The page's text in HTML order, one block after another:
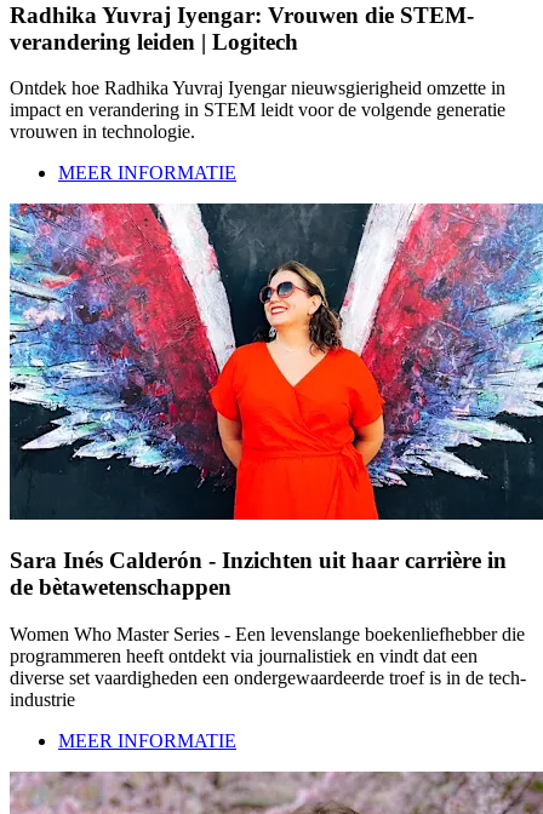
Radhika Yuvraj Iyengar: Vrouwen die STEM-
verandering leiden | Logitech
Ontdek hoe Radhika Yuvraj Iyengar nieuwsgierigheid omzette in
impact en verandering in STEM leidt voor de volgende generatie
vrouwen in technologie.
MEER INFORMATIE
Sara Inés Calderón - Inzichten uit haar carrière in
de bètawetenschappen
Women Who Master Series - Een levenslange boekenliefhebber die
programmeren heeft ontdekt via journalistiek en vindt dat een
diverse set vaardigheden een ondergewaardeerde troef is in de tech-
industrie
MEER INFORMATIE